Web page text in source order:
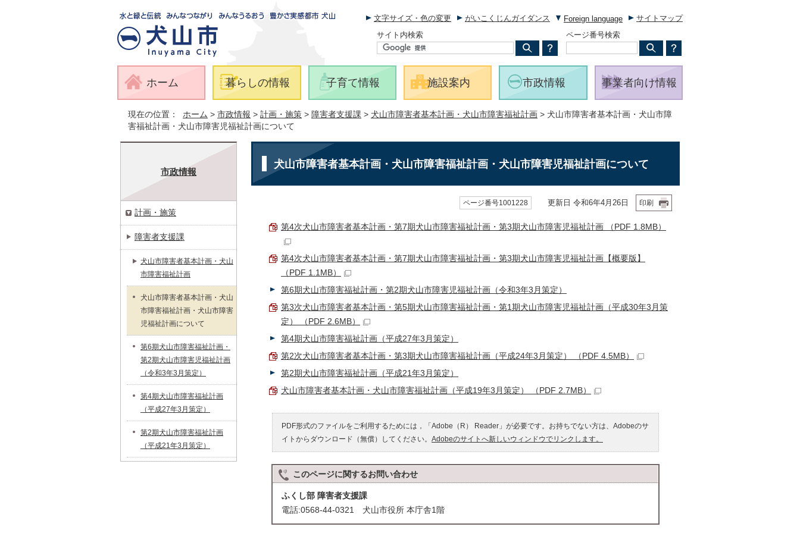
文字サイズ・色の変更 がいこくじんガイダンス Foreign language
サイトマップ
サイト内検索
ページ番号検索
ホーム 暮らしの情報 子育て情報 施設案内 市政情報 事業者向け情報
現在の位置： ホーム > 市政情報 > 計画・施策 > 障害者支援課 > 犬山市障害者基本計画・犬山市障害福祉計画 > 犬山市障害者基本計画・犬山市障
害福祉計画・犬山市障害児福祉計画について
犬山市障害者基本計画・犬山市障害福祉計画・犬山市障害児福祉計画について
ページ番号1001228 更新日 令和6年4月26日 印刷
第4次犬山市障害者基本計画・第7期犬山市障害福祉計画・第3期犬山市障害児福祉計画 （PDF 1.8MB）
第4次犬山市障害者基本計画・第7期犬山市障害福祉計画・第3期犬山市障害児福祉計画【概要版】
（PDF 1.1MB）
第6期犬山市障害福祉計画・第2期犬山市障害児福祉計画（令和3年3月策定）
第3次犬山市障害者基本計画・第5期犬山市障害福祉計画・第1期犬山市障害児福祉計画（平成30年3月策
定） （PDF 2.6MB）
第4期犬山市障害福祉計画（平成27年3月策定）
第2次犬山市障害者基本計画・第3期犬山市障害福祉計画（平成24年3月策定） （PDF 4.5MB）
第2期犬山市障害福祉計画（平成21年3月策定）
犬山市障害者基本計画・犬山市障害福祉計画（平成19年3月策定） （PDF 2.7MB）
PDF形式のファイルをご利用するためには，「Adobe（R） Reader」が必要です。お持ちでない方は、Adobeのサ
イトからダウンロード（無償）してください。 Adobeのサイトへ新しいウィンドウでリンクします。
このページに関するお問い合わせ
ふくし部 障害者支援課
電話:0568-44-0321 犬山市役所 本庁舎1階
市政情報
計画・施策
障害者支援課
犬山市障害者基本計画・犬山
市障害福祉計画
犬山市障害者基本計画・犬山
市障害福祉計画・犬山市障害
児福祉計画について
第6期犬山市障害福祉計画・
第2期犬山市障害児福祉計画
（令和3年3月策定）
第4期犬山市障害福祉計画
（平成27年3月策定）
第2期犬山市障害福祉計画
（平成21年3月策定）